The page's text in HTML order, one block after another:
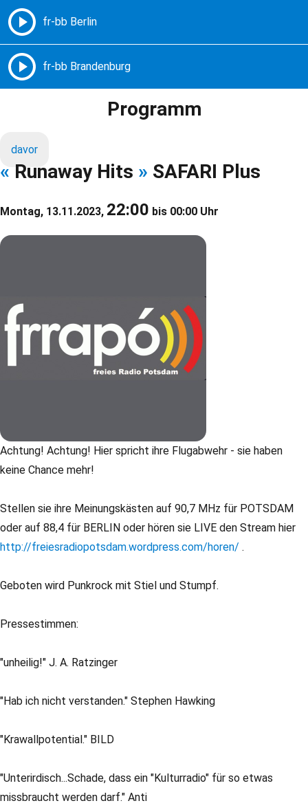
Freie Radios – Berlin Brandenburg
Programm
davor
« Runaway Hits » SAFARI Plus
Montag, 13.11.2023, 22:00 bis 00:00 Uhr
Achtung! Achtung! Hier spricht ihre Flugabwehr - sie haben
keine Chance mehr!
Stellen sie ihre Meinungskästen auf 90,7 MHz für POTSDAM
oder auf 88,4 für BERLIN oder hören sie LIVE den Stream hier
http://freiesradiopotsdam.wordpress.com/horen/ .
Geboten wird Punkrock mit Stiel und Stumpf.
Pressestimmen:
"unheilig!" J. A. Ratzinger
"Hab ich nicht verstanden." Stephen Hawking
"Krawallpotential." BILD
"Unterirdisch...Schade, dass ein "Kulturradio" für so etwas
missbraucht werden darf." Anti